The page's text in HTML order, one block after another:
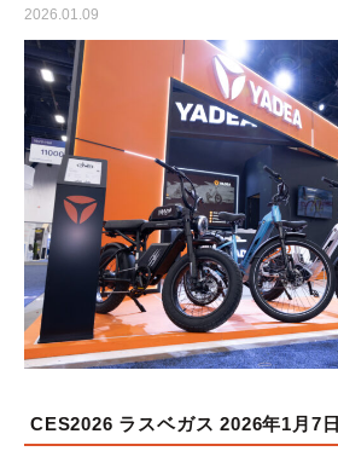
2026.01.09
CES2026 ラスベガス 2026年1月7日